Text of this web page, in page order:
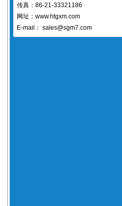
传真：86-21-33321186
网址：www.htgxm.com
E-mail： sales@sgm7.com